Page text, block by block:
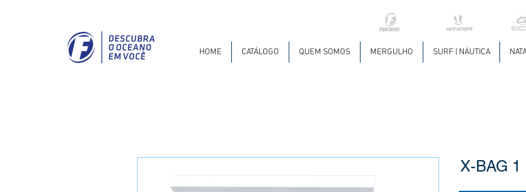
HOME CATÁLOGO QUEM SOMOS MERGULHO SURF | NÁUTICA
X-BAG 1